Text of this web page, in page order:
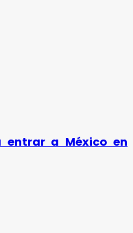
a México en